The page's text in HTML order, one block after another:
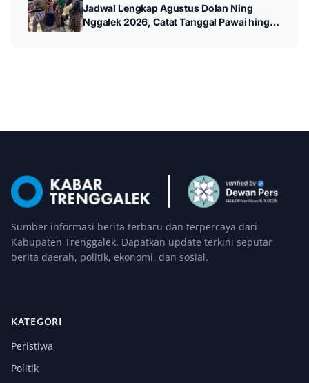
Jadwal Lengkap Agustus Dolan Ning
Nggalek 2026, Catat Tanggal Pawai hingga
Sumber informasi berita terbaru dan terpercaya dari
Kabupaten Trenggalek. Dapatkan update terkini seputar
berita daerah, politik, ekonomi, dan sosial.
KATEGORI
Peristiwa
Politik